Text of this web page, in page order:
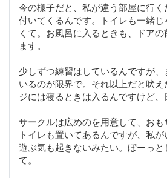
今の様子だと、私が違う部屋に行
付いてくるんです。トイレも一緒
くて。お風呂に入るときも、ドア
ます。
少しずつ練習はしているんですが
いるのが限界で。それ以上だと吠
ジには寝るときは入るんですけど、
サークルは広めのを用意して、おも
トイレも置いてあるんですが、私
遊ぶ気も起きないみたい。ぼーっと
て。